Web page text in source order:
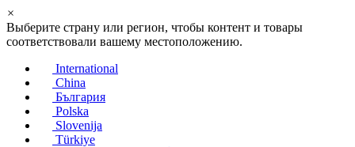
×
Выберите страну или регион, чтобы контент и товары
соответствовали вашему местоположению.
International
China
България
Polska
Slovenija
Türkiye